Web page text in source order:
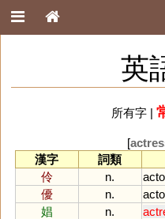
英
所有字|
[
漢字
詞類
伶
n.
優
n.
娼
n.